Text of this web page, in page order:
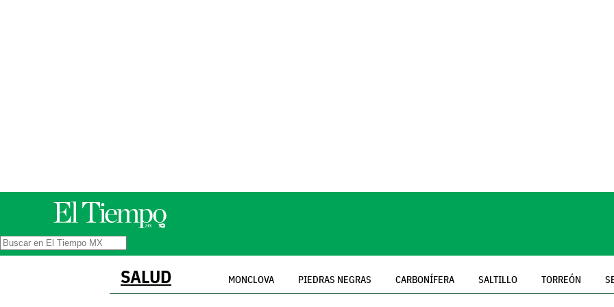
SALUD MONCLOVA PIEDRAS NEGRAS CARBONÍFERA SALTILLO TORREÓN